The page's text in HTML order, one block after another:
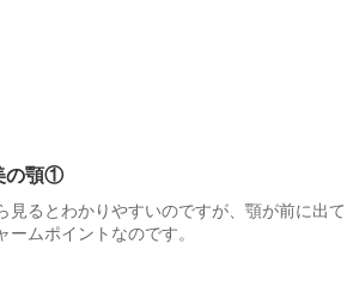
の顎①
見るとわかりやすいのですが、顎が前に出て
ームポイントなのです。